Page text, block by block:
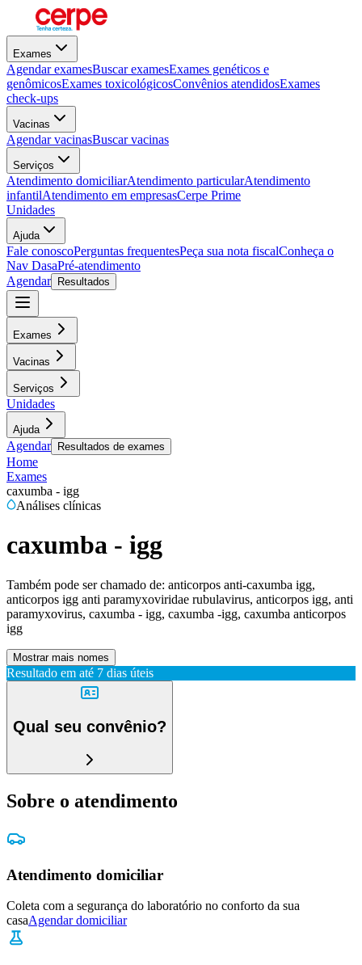
Exames
Agendar examesBuscar examesExames genéticos e
genômicosExames toxicológicosConvênios atendidosExames
check-ups
Vacinas
Agendar vacinasBuscar vacinas
Serviços
Atendimento domiciliarAtendimento particularAtendimento
infantilAtendimento em empresasCerpe Prime
Unidades
Ajuda
Fale conoscoPerguntas frequentesPeça sua nota fiscalConheça o
Nav DasaPré-atendimento
Agendar
Resultados
Exames
Vacinas
Serviços
Unidades
Ajuda
Agendar Resultados de exames
Home
Exames
caxumba - igg
Análises clínicas
caxumba - igg
Também pode ser chamado de: anticorpos anti-caxumba igg,
anticorpos igg anti paramyxoviridae rubulavirus, anticorpos igg, anti
paramyxovirus, caxumba - igg, caxumba -igg, caxumba anticorpos
igg
Mostrar mais nomes
Resultado em até 7 dias úteis
Qual seu convênio?
Sobre o atendimento
Atendimento domiciliar
Coleta com a segurança do laboratório no conforto da sua
casaAgendar domiciliar